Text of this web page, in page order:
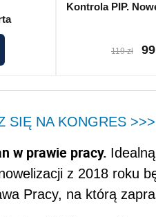
Kontrola PIP.
119 zł
SIĘ NA KONGRES >>>
w prawie pracy.
z 2018 roku
Pracy, na którą